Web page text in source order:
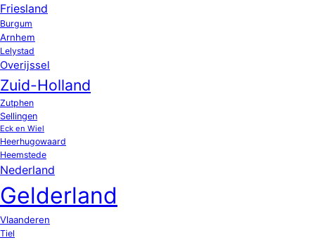
Friesland
Burgum
Arnhem
Lelystad
Overijssel
Zuid-Holland
Zutphen
Sellingen
Eck en Wiel
Heerhugowaard
Heemstede
Nederland
Gelderland
Vlaanderen
Tiel